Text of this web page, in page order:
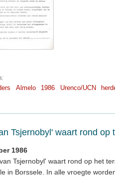
Almelo 1986 Urenco/UCN
Tsjernobyl' waart rond op
1986
Tsjernobyl' waart rond op het
in Borssele. In alle vroegte